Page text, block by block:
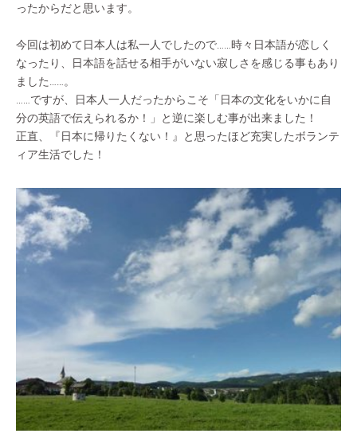
ったからだと思います。
今回は初めて日本人は私一人でしたので……時々日本語が恋しく
なったり、日本語を話せる相手がいない寂しさを感じる事もあり
ました……。
……ですが、日本人一人だったからこそ「日本の文化をいかに自
分の英語で伝えられるか！」と逆に楽しむ事が出来ました！
正直、『日本に帰りたくない！』と思ったほど充実したボランテ
ィア生活でした！